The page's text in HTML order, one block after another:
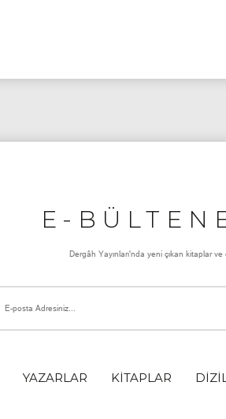
E-
Dergâh Yayınları'nda yeni çıkan kitaplar
YAZARLAR KİTAPLAR